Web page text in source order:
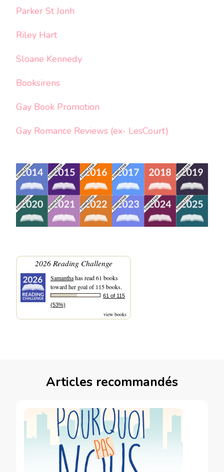
Parker St Jonh
Riley Hart
Sloane Kennedy
Booksirens
Gay Book Promotion
Gay Romance Reviews (ex- LesCourt)
2026 Reading Challenge
Samanthahas read 61 books
toward her goal of 115 books.
61 of 115
(53%)
view books
Articles recommandés